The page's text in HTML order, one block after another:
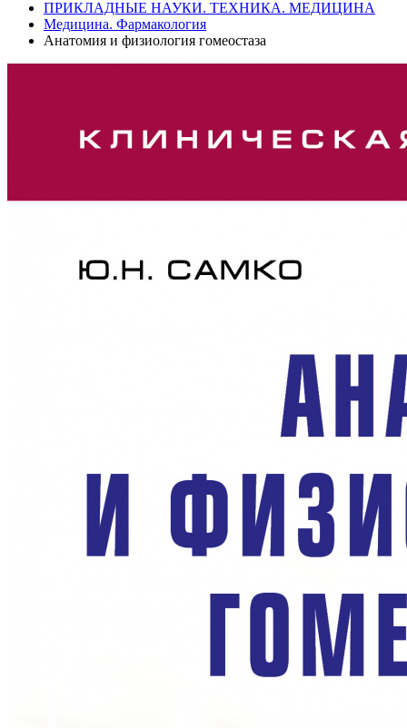
ПРИКЛАДНЫЕ НАУКИ. ТЕХНИКА. МЕДИЦИНА
Медицина. Фармакология
Анатомия и физиология гомеостаза